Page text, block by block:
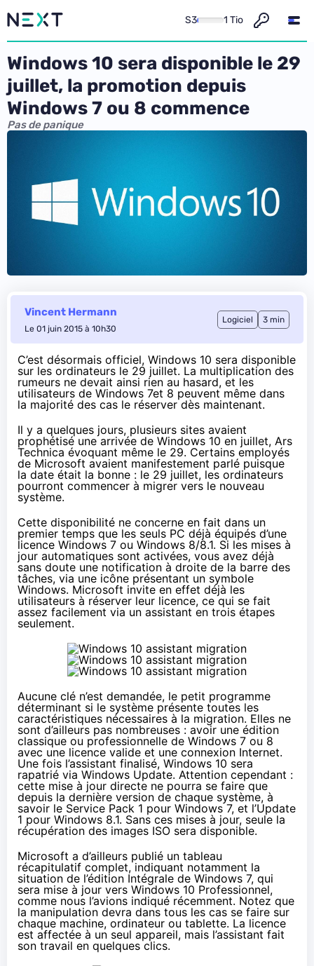
S3 1 Tio
Windows 10 sera disponible le 29
juillet, la promotion depuis
Windows 7 ou 8 commence
Pas de panique
Vincent Hermann
Le 01 juin 2015 à 10h30
Logiciel 3 min
C’est désormais officiel, Windows 10 sera disponible
sur les ordinateurs le 29 juillet. La multiplication des
rumeurs ne devait ainsi rien au hasard, et les
utilisateurs de Windows 7et 8 peuvent même dans
la majorité des cas le réserver dès maintenant.
Il y a quelques jours, plusieurs sites avaient
prophétisé une arrivée de Windows 10 en juillet, Ars
Technica évoquant même le 29. Certains employés
de Microsoft avaient manifestement parlé puisque
la date était la bonne : le 29 juillet, les ordinateurs
pourront commencer à migrer vers le nouveau
système.
Cette disponibilité ne concerne en fait dans un
premier temps que les seuls PC déjà équipés d’une
licence Windows 7 ou Windows 8/8.1. Si les mises à
jour automatiques sont activées, vous avez déjà
sans doute une notification à droite de la barre des
tâches, via une icône présentant un symbole
Windows. Microsoft invite en effet déjà les
utilisateurs à réserver leur licence, ce qui se fait
assez facilement via un assistant en trois étapes
seulement.
Aucune clé n’est demandée, le petit programme
déterminant si le système présente toutes les
caractéristiques nécessaires à la migration. Elles ne
sont d’ailleurs pas nombreuses : avoir une édition
classique ou professionnelle de Windows 7 ou 8
avec une licence valide et une connexion Internet.
Une fois l’assistant finalisé, Windows 10 sera
rapatrié via Windows Update. Attention cependant :
cette mise à jour directe ne pourra se faire que
depuis la dernière version de chaque système, à
savoir le Service Pack 1 pour Windows 7, et l’Update
1 pour Windows 8.1. Sans ces mises à jour, seule la
récupération des images ISO sera disponible.
Microsoft a d’ailleurs publié un tableau
récapitulatif complet, indiquant notamment la
situation de l’édition Intégrale de Windows 7, qui
sera mise à jour vers Windows 10 Professionnel,
comme nous l’avions indiqué récemment. Notez que
la manipulation devra dans tous les cas se faire sur
chaque machine, ordinateur ou tablette. La licence
est affectée à un seul appareil, mais l’assistant fait
son travail en quelques clics.